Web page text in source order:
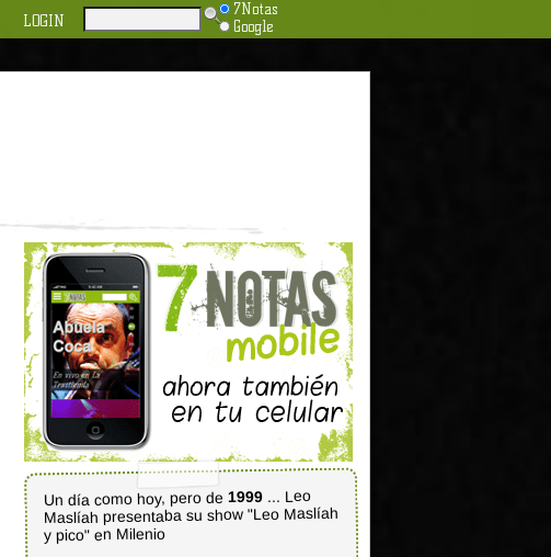
LOGIN
7Notas
Google
Un día como hoy, pero de 1999 ... Leo
Maslíah presentaba su show "Leo Maslíah
y pico" en Milenio